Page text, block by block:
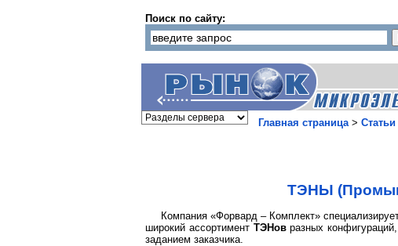
Поиск по сайту:
Главная страница> Статьи
ТЭНЫ
Компания «Форвард – Комплект»
широкий ассортимент ТЭНовразных
заданием заказчика.